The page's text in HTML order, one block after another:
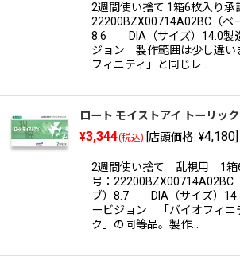
2週間使い捨て 1箱6枚入り承
22200BZX00714A02BC（ベ
8.6 DIA（サイズ）14.0製
ジョン 製作範囲は少し違い
フィニティ」と同じレ…
ロート モイストアイ トーリック
¥3,344(税込) [店頭価格: ¥4,180
2週間使い捨て 乱視用 1箱
号：22200BZX00714A02BC
ブ）8.7 DIA（サイズ）
ービジョン 「バイオフィニ
ク」の同等品。製作…